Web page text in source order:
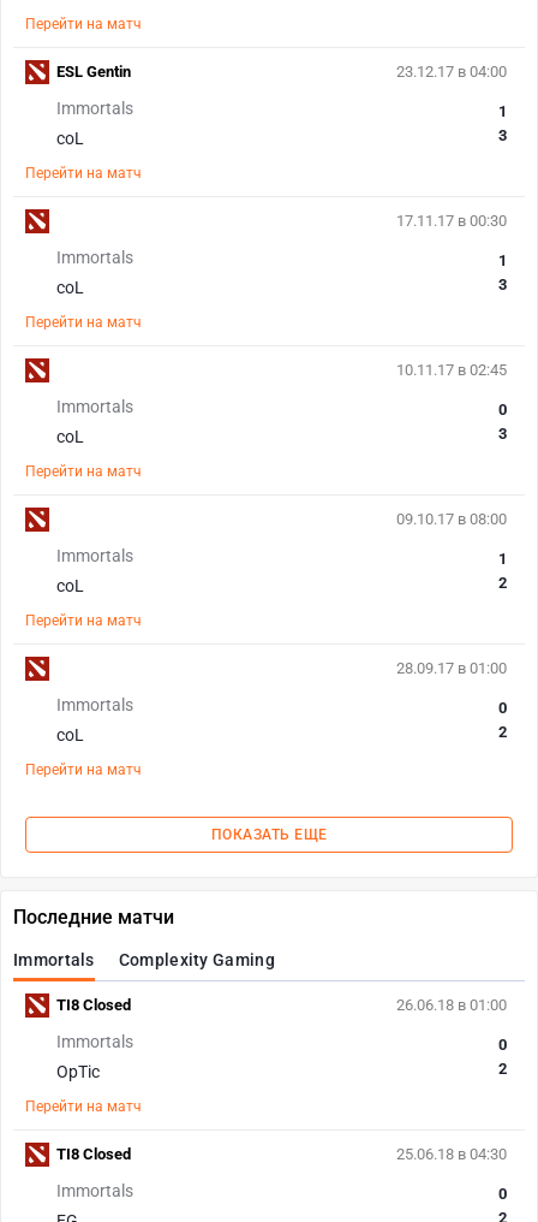
Перейти на матч
23.12.17 в 04:00
Immortals
coL
1
3
Перейти на матч
ESL Gentin
17.11.17 в 00:30
Immortals
coL
1
3
Перейти на матч
10.11.17 в 02:45
Immortals
coL
0
3
Перейти на матч
09.10.17 в 08:00
Immortals
coL
1
2
Перейти на матч
28.09.17 в 01:00
Immortals
coL
0
2
Перейти на матч
ПОКАЗАТЬ ЕЩЕ
Последние матчи
Immortals Complexity Gaming
26.06.18 в 01:00
Immortals
OpTic
0
2
Перейти на матч
TI8 Closed
25.06.18 в 04:30
Immortals
0
2
TI8 Closed